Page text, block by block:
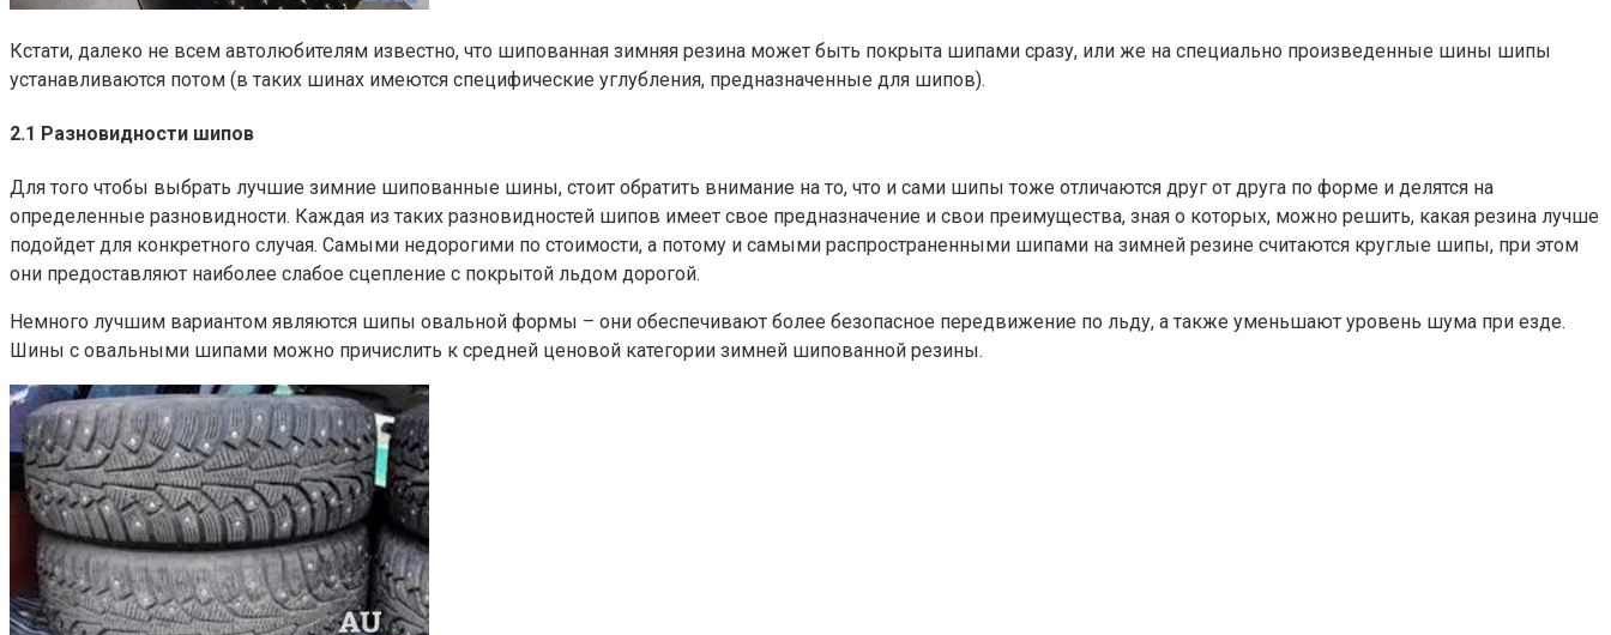
Кстати, далеко не всем автолюбителям известно, что шипованная зимняя резина может быть покрыта шипами сразу, или же на специально произведенные шины шипы
устанавливаются потом (в таких шинах имеются специфические углубления, предназначенные для шипов).
2.1 Разновидности шипов
Для того чтобы выбрать лучшие зимние шипованные шины, стоит обратить внимание на то, что и сами шипы тоже отличаются друг от друга по форме и делятся на
определенные разновидности. Каждая из таких разновидностей шипов имеет свое предназначение и свои преимущества, зная о которых, можно решить, какая резина лучше
подойдет для конкретного случая. Самыми недорогими по стоимости, а потому и самыми распространенными шипами на зимней резине считаются круглые шипы, при этом
они предоставляют наиболее слабое сцепление с покрытой льдом дорогой.
Немного лучшим вариантом являются шипы овальной формы – они обеспечивают более безопасное передвижение по льду, а также уменьшают уровень шума при езде.
Шины с овальными шипами можно причислить к средней ценовой категории зимней шипованной резины.